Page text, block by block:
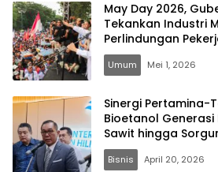
May Day 2026,
Tekankan Industri
Perlindungan
Umum Mei 1, 2026
Sinergi Pertamina-
Bioetanol
Sawit hingga
Bisnis April 20, 2026